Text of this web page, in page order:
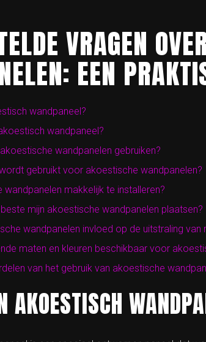
VRAGEN
EEN
wandpaneel?
wandpaneel?
wandpanelen gebruiken?
gebruikt voor akoestische wandpanelen?
wandpanelen makkelijk te installeren?
mijn akoestische wandpanelen plaatsen?
wandpanelen invloed op de uitstraling van
maten en kleuren beschikbaar voor
van het gebruik van akoestische
AKOESTISCH